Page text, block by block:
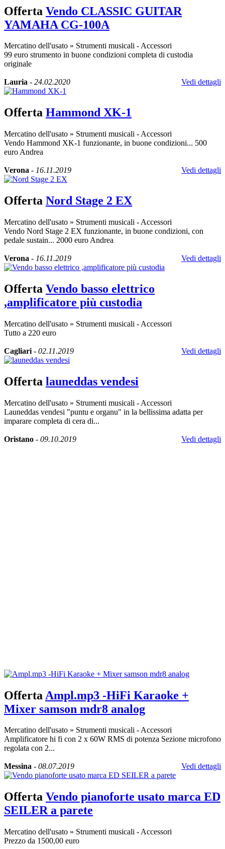
Offerta Vendo CLASSIC GUITAR
YAMAHA CG-100A
Mercatino dell'usato » Strumenti musicali - Accessori
99 euro strumento in buone condizioni completa di custodia
originale
Lauria - 24.02.2020 Vedi dettagli
Offerta Hammond XK-1
Mercatino dell'usato » Strumenti musicali - Accessori
Vendo Hammond XK-1 funzionante, in buone condizioni... 500
euro Andrea
Verona - 16.11.2019 Vedi dettagli
Offerta Nord Stage 2 EX
Mercatino dell'usato » Strumenti musicali - Accessori
Vendo Nord Stage 2 EX funzionante, in buone condizioni, con
pedale sustain... 2000 euro Andrea
Verona - 16.11.2019 Vedi dettagli
Offerta Vendo basso elettrico
,amplificatore più custodia
Mercatino dell'usato » Strumenti musicali - Accessori
Tutto a 220 euro
Cagliari - 02.11.2019 Vedi dettagli
Offerta launeddas vendesi
Mercatino dell'usato » Strumenti musicali - Accessori
Launeddas vendesi "puntu e organu" in la bellissima adatta per
imparare completa di cera di...
Oristano - 09.10.2019 Vedi dettagli
Offerta Ampl.mp3 -HiFi Karaoke +
Mixer samson mdr8 analog
Mercatino dell'usato » Strumenti musicali - Accessori
Amplificatore hi fi con 2 x 60W RMS di potenza Sezione microfono
regolata con 2...
Messina - 08.07.2019 Vedi dettagli
Offerta Vendo pianoforte usato marca ED
SEILER a parete
Mercatino dell'usato » Strumenti musicali - Accessori
Prezzo da 1500,00 euro